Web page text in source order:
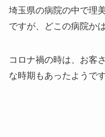
埼玉県の病院の中で理
ですが、どこの病院か
コロナ禍の時は、お客
な時期もあったようです